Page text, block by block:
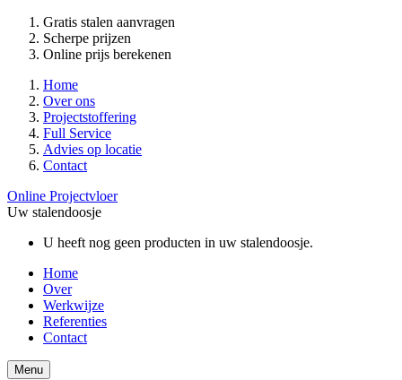
Gratis stalen aanvragen
Scherpe prijzen
Online prijs berekenen
Home
Over ons
Projectstoffering
Full Service
Advies op locatie
Contact
Online Projectvloer
Uw stalendoosje
U heeft nog geen producten in uw stalendoosje.
Home
Over
Werkwijze
Referenties
Contact
Menu